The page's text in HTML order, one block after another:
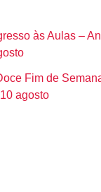
às Aulas –
Fim de
agosto